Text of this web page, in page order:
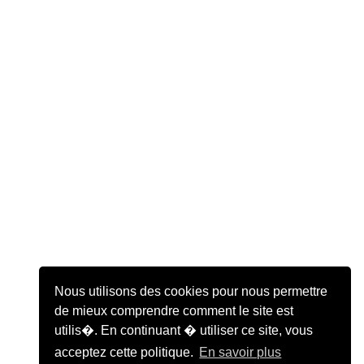
Nous utilisons des cookies pour nous permettre
de mieux comprendre comment le site est
utilis�. En continuant � utiliser ce site, vous
acceptez cette politique. En savoir plus